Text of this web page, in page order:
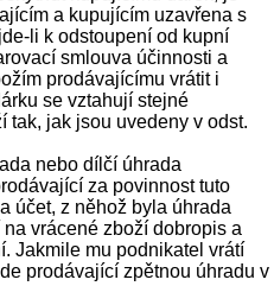
a kupujícím uzavřena s
li k odstoupení od kupní
smlouva účinnosti a
prodávajícímu vrátit i
se vztahují stejné
tak, jak jsou uvedeny v odst.
nebo dílčí úhrada
za povinnost tuto
účet, z něhož byla úhrada
vrácené zboží dobropis a
Jakmile mu podnikatel vrátí
prodávající zpětnou úhradu v